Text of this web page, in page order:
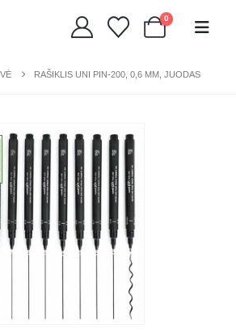
0
RAŠIKLIS UNI PIN-200, 0,6 MM, JUODAS